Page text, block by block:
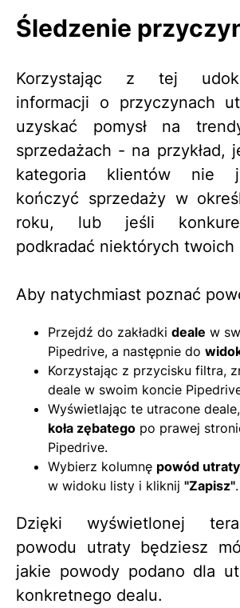
Śledzenie
Korzystając z tej
informacji o przyczynach
uzyskać pomysł na
sprzedażach - na przykład,
kategoria klientów nie
kończyć sprzedaży w
roku, lub jeśli
podkradać niektórych twoich
Aby natychmiast poznać
Przejdź do zakładki deale w
Pipedrive, a następnie do
Korzystając z przycisku filtra,
deale w swoim koncie
Wyświetlając te utracone
koła zębatego po prawej
Pipedrive.
Wybierz kolumnę powód utraty
w widoku listy i kliknij "Zapisz".
Dzięki wyświetlonej
powodu utraty będziesz
jakie powody podano dla
konkretnego dealu.